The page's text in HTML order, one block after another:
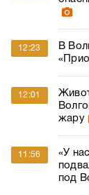
12:23
В
12:01
жару
11:56
«У
под